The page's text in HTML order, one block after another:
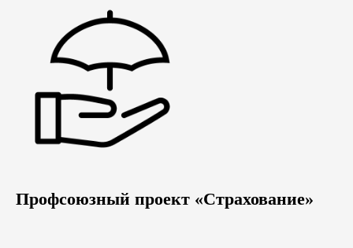
Профсоюзный проект «Страхование»